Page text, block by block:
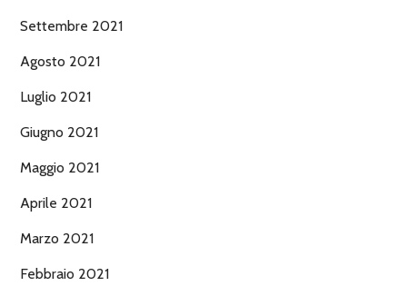
Settembre 2021
Agosto 2021
Luglio 2021
Giugno 2021
Maggio 2021
Aprile 2021
Marzo 2021
Febbraio 2021